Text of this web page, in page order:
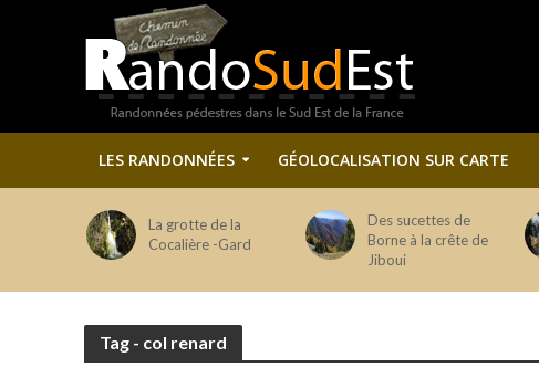
LES RANDONNÉES GÉOLOCALISATION SUR CARTE
La grotte de la
Cocalière -Gard
Des sucettes de
Borne à la crête de
Jiboui
Tag - col renard